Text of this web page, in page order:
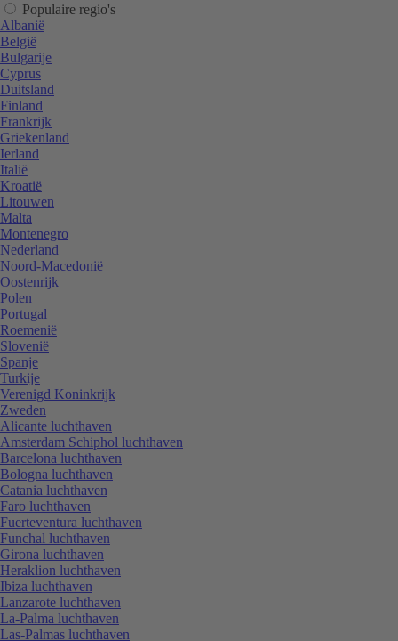
Populaire regio's
Albanië
België
Bulgarije
Cyprus
Duitsland
Finland
Frankrijk
Griekenland
Ierland
Italië
Kroatië
Litouwen
Malta
Montenegro
Nederland
Noord-Macedonië
Oostenrijk
Polen
Portugal
Roemenië
Slovenië
Spanje
Turkije
Verenigd Koninkrijk
Zweden
Alicante luchthaven
Amsterdam Schiphol luchthaven
Barcelona luchthaven
Bologna luchthaven
Catania luchthaven
Faro luchthaven
Fuerteventura luchthaven
Funchal luchthaven
Girona luchthaven
Heraklion luchthaven
Ibiza luchthaven
Lanzarote luchthaven
La-Palma luchthaven
Las-Palmas luchthaven